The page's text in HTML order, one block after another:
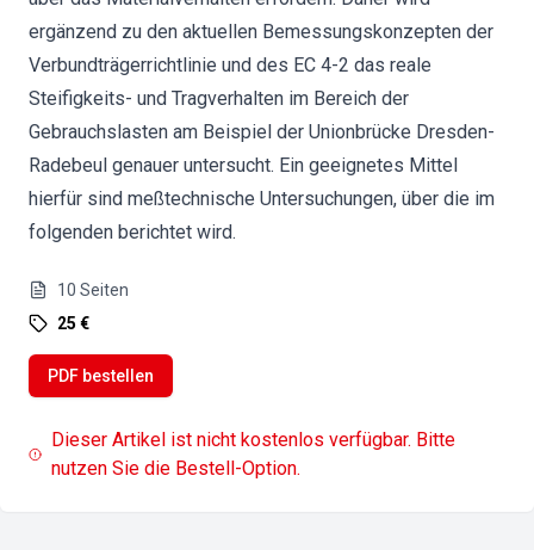
ergänzend zu den aktuellen Bemessungskonzepten der
Verbundträgerrichtlinie und des EC 4-2 das reale
Steifigkeits- und Tragverhalten im Bereich der
Gebrauchslasten am Beispiel der Unionbrücke Dresden-
Radebeul genauer untersucht. Ein geeignetes Mittel
hierfür sind meßtechnische Untersuchungen, über die im
folgenden berichtet wird.
10 Seiten
25 €
PDF bestellen
Dieser Artikel ist nicht kostenlos verfügbar. Bitte
nutzen Sie die Bestell-Option.